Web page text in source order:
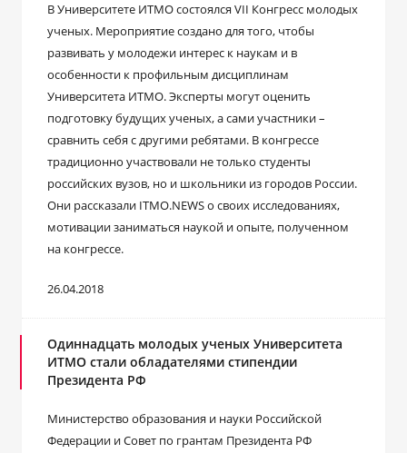
В Университете ИТМО состоялся VII Конгресс молодых
ученых. Мероприятие создано для того, чтобы
развивать у молодежи интерес к наукам и в
особенности к профильным дисциплинам
Университета ИТМО. Эксперты могут оценить
подготовку будущих ученых, а сами участники –
сравнить себя с другими ребятами. В конгрессе
традиционно участвовали не только студенты
российских вузов, но и школьники из городов России.
Они рассказали ITMO.NEWS о своих исследованиях,
мотивации заниматься наукой и опыте, полученном
на конгрессе.
26.04.2018
Одиннадцать молодых ученых Университета
ИТМО стали обладателями стипендии
Президента РФ
Министерство образования и науки Российской
Федерации и Совет по грантам Президента РФ